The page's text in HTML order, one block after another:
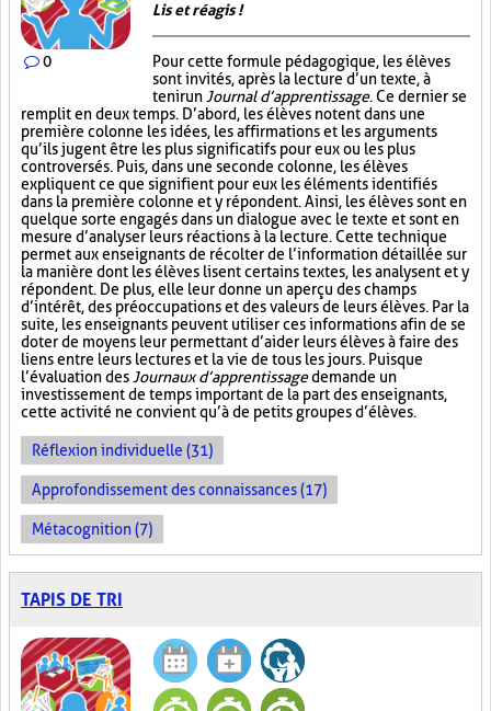
0
Lis et réagis !
Pour cette formule pédagogique, les élèves
sont invités, après la lecture d’un texte, à
tenir un Journal d’apprentissage. Ce dernier se
remplit en deux temps. D’abord, les élèves notent dans une
première colonne les idées, les affirmations et les arguments
qu’ils jugent être les plus significatifs pour eux ou les plus
controversés. Puis, dans une seconde colonne, les élèves
expliquent ce que signifient pour eux les éléments identifiés
dans la première colonne et y répondent. Ainsi, les élèves sont en
quelque sorte engagés dans un dialogue avec le texte et sont en
mesure d’analyser leurs réactions à la lecture. Cette technique
permet aux enseignants de récolter de l’information détaillée sur
la manière dont les élèves lisent certains textes, les analysent et y
répondent. De plus, elle leur donne un aperçu des champs
d’intérêt, des préoccupations et des valeurs de leurs élèves. Par la
suite, les enseignants peuvent utiliser ces informations afin de se
doter de moyens leur permettant d’aider leurs élèves à faire des
liens entre leurs lectures et la vie de tous les jours. Puisque
l’évaluation des Journaux d’apprentissagedemande un
investissement de temps important de la part des enseignants,
cette activité ne convient qu’à de petits groupes d’élèves.
Réflexion individuelle (31)
Approfondissement des connaissances (17)
Métacognition (7)
TAPIS DE TRI